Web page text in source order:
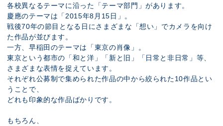
各校異なるテーマに沿った「テーマ部門」があります。
慶應のテーマは「2015年8月15日」。
戦後70年の節目となる日にさまざまな「想い」でカメラを向け
た作品が並びます。
一方、早稲田のテーマは「東京の肖像」。
東京という都市の「和と洋」「新と旧」「日常と非日常」等、
さまざまな表情を捉えています。
それぞれ公募制で集められた作品の中から絞られた10作品とい
うことで、
どれも印象的な作品ばかりです。
もちろん、